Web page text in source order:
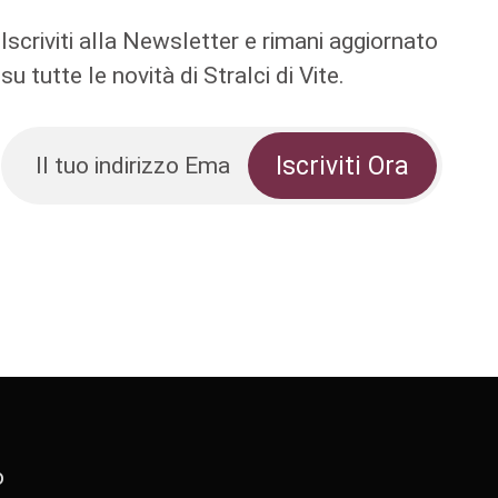
Iscriviti alla Newsletter e rimani aggiornato
su tutte le novità di Stralci di Vite.